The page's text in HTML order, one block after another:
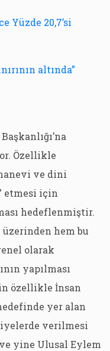
Yüzde 20,7’si
altında”
Özellikle
ve dini
etmesi için
hedeflenmiştir.
hem bu
olarak
yapılması
özellikle İnsan
yer alan
verilmesi
yine Ulusal Eylem